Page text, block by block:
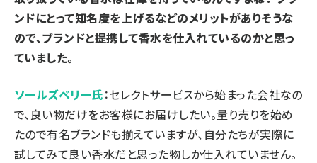
ンドにとって知名度を上げるなどのメリットがありそうな
ので、ブランドと提携して香水を仕入れているのかと思っ
ていました。
ソールズベリー氏：セレクトサービスから始まった会社なの
で、良い物だけをお客様にお届けしたい。量り売りを始め
たので有名ブランドも揃えていますが、自分たちが実際に
試してみて良い香水だと思った物しか仕入れていません。